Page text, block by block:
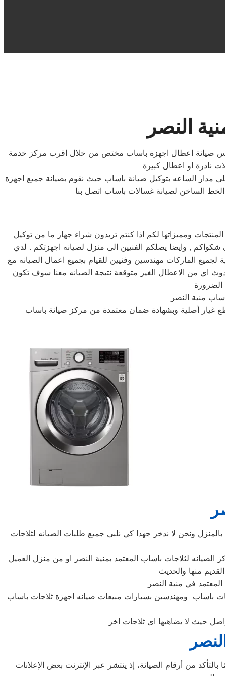
النصر
صيانة اعطال اجهزة باساب مختص من خلال اقرب مركز خدمة
مدار الساعه بتوكيل صيانة باساب حيث نقوم بصيانة جميع اجهزة
ومميزاتها لكم اذا كنتم تريدون شراء جهاز ما من توكيل
باساب خدمه 24 ساعه , فى تلقى شكواكم , وايضا يصلكم الفنيين الى منزل لصيانه اجهزتكم . لدي
الماركات مهندسين وفنيين للقيام بجميع اعمال الصيانه مع
اي من الاعطال الغير متوقعة نتيجة الصيانه معنا سوف تكون
منية النصر
غيار أصلية وبشهادة ضمان معتمدة من مركز صيانة باساب
ونحن لا ندخر جهدا كي نلبي جميع طلبات الصيانه لثلاجات
باساب ومهندسين بسيارات مبيعات صيانه اجهزة ثلاجات باساب
من أرقام الصيانة، إذ ينتشر عبر الإنترنت بعض الإعلانات